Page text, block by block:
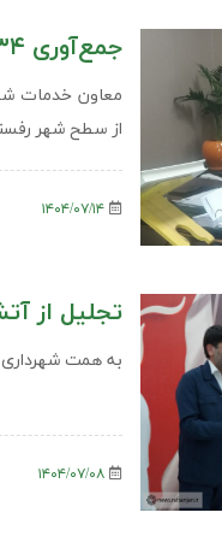
جمع‌آوری ۳۴‌هزار تن زباله در رفسنجان در نیم‌سال
از سطح شهر
۱۴۰۴/۰۷/۱۴
تجلیل از
به همت
۱۴۰۴/۰۷/۰۸